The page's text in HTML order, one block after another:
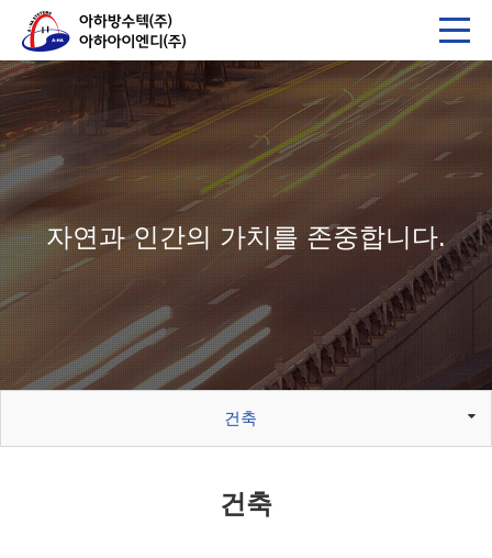
자연과 인간의 가치를 존중합니다.
건축
건축